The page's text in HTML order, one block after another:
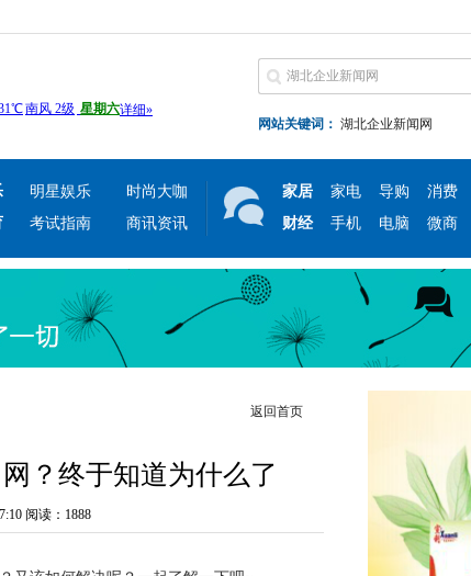
网站关键词： 湖北企业新闻网
明星娱乐
时尚大咖
考试指南 商讯资讯
家居 家电 导购 消费
财经
手机 电脑 微商
返回首页
？终于知道为什么了
阅读：1888